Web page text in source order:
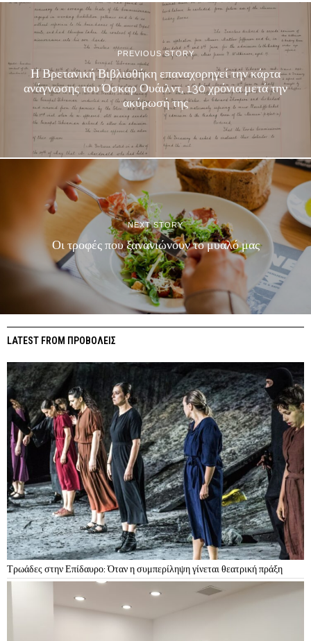
PREVIOUS STORY
Η Βρετανική Βιβλιοθήκη επαναχορηγεί την κάρτα
ανάγνωσης του Όσκαρ Ουάιλντ, 130 χρόνια μετά την
ακύρωσή της
NEXT STORY
Οι τροφές που ξανανιώνουν το μυαλό μας
LATEST FROM ΠΡΟΒΟΛΕΙΣ
Τρωάδες στην Επίδαυρο: Όταν η συμπερίληψη γίνεται θεατρική πράξη